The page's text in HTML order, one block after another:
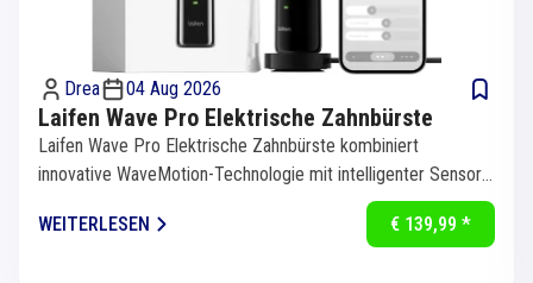
Drea 04 Aug 2026
Laifen Wave Pro Elektrische Zahnbürste
Laifen Wave Pro Elektrische Zahnbürste kombiniert
innovative WaveMotion-Technologie mit intelligenter Sensorik
WEITERLESEN
€ 139,99 *